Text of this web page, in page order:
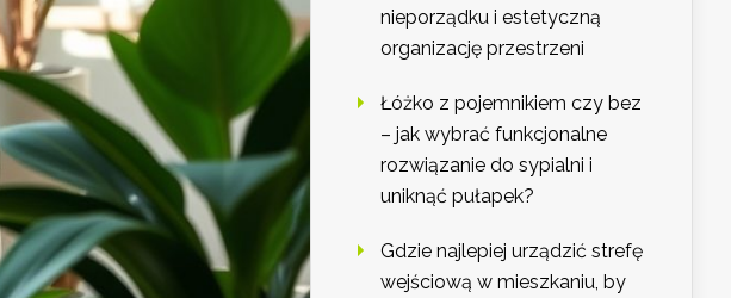
nieporządku i estetyczną
organizację przestrzeni
Łóżko z pojemnikiem czy bez
– jak wybrać funkcjonalne
rozwiązanie do sypialni i
uniknąć pułapek?
Gdzie najlepiej urządzić strefę
wejściową w mieszkaniu, by